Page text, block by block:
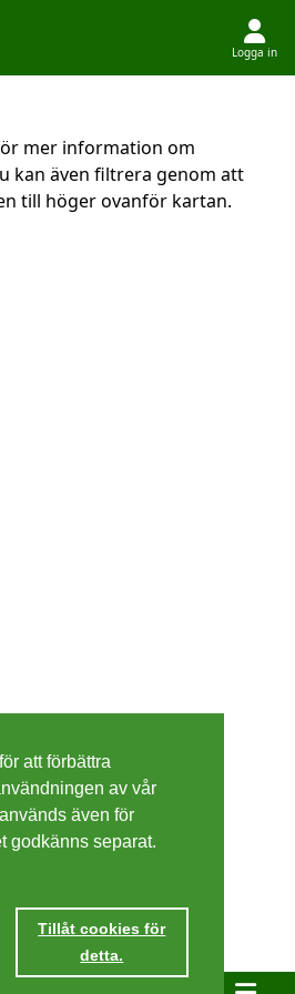
Logga in
mer information om
kan även filtrera genom att
till höger ovanför kartan.
att förbättra
av vår
även för
godkänns separat.
Tillåt cookies för
detta.